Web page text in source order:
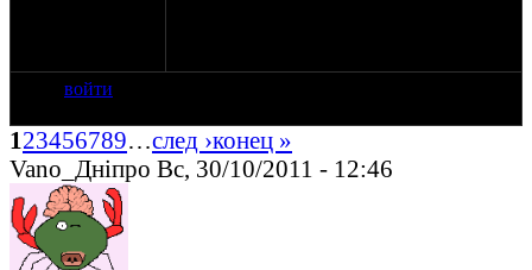
войти
123456789…след ›конец »
Vano_Днiпро Вс, 30/10/2011 - 12:46